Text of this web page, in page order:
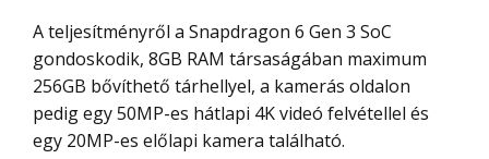
A teljesítményről a Snapdragon 6 Gen 3 SoC
gondoskodik, 8GB RAM társaságában maximum
256GB bővíthető tárhellyel, a kamerás oldalon
pedig egy 50MP-es hátlapi 4K videó felvétellel és
egy 20MP-es előlapi kamera található.